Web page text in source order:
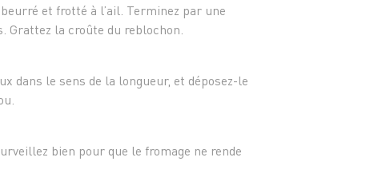
et frotté à l’ail. Terminez par une
Grattez la croûte du reblochon.
dans le sens de la longueur, et déposez-le
bien pour que le fromage ne rende